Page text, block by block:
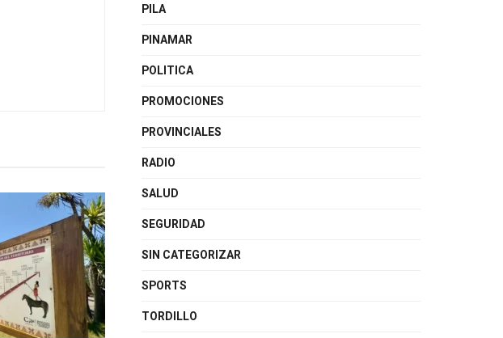
PILA
PINAMAR
POLITICA
PROMOCIONES
PROVINCIALES
RADIO
SALUD
SEGURIDAD
SIN CATEGORIZAR
SPORTS
TORDILLO